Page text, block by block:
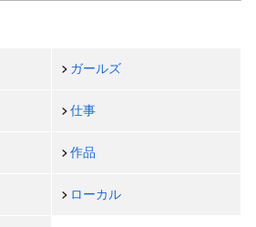
ガールズ
仕事
作品
ローカル